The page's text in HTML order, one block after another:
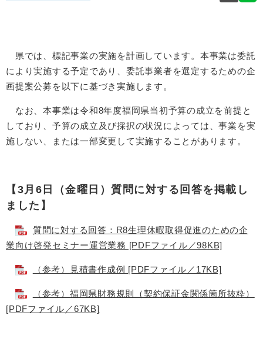
県では、標記事業の実施を計画しています。本事業は委託
により実施する予定であり、委託事業者を選定するための企
画提案公募を以下に基づき実施します。
なお、本事業は令和8年度福岡県当初予算の成立を前提と
しており、予算の成立及び採択の状況によっては、事業を実
施しない、または一部変更して実施することがあります。
【3月6日（金曜日）質問に対する回答を掲載し
ました】
質問に対する回答：R8生理休暇取得促進のための企
業向け啓発セミナー運営業務 [PDFファイル／98KB]
（参考）見積書作成例 [PDFファイル／17KB]
（参考）福岡県財務規則（契約保証金関係箇所抜粋）
[PDFファイル／67KB]